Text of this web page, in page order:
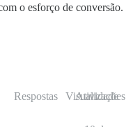
o esforço de conversão.
Respostas Visualizações
Atividade